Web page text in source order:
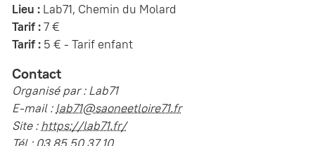
Lieu : Lab71, Chemin du Molard
Tarif :7 €
Tarif : 5 € - Tarif enfant
Contact
Organisé par : Lab71
E-mail : lab71@saoneetloire71.fr
Site :https://lab71.fr/